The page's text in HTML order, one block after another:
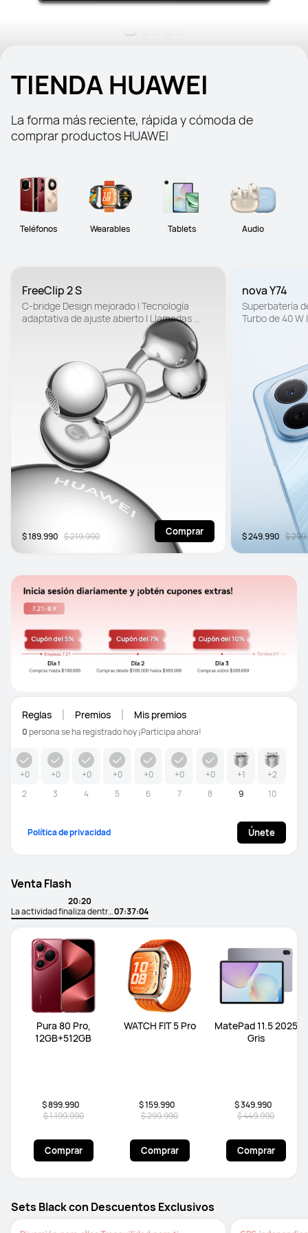
TIENDA HUAWEI
La forma más reciente, rápida y cómoda de
comprar productos HUAWEI
Teléfonos Wearables Tablets Audio
FreeClip 2 S
C-bridge Design mejorado | Tecnología
adaptativa de ajuste abierto | Llamadas
$ 189.990 $ 219.990 Comprar
nova Y74
Superbatería
Turbo de 40
$ 249.990 $
Reglas Premios Mis premios
0persona se ha registrado hoy¡Participa ahora!
+0
2
+0
3
+0
4
+0
5
+0
6
+0
7
+0
8
+1
9
+2
10
Política de privacidad Únete
Venta Flash
20:20
La actividad finaliza dentro de:07:37:03
Pura 80 Pro,
12GB+512GB
$ 899.990
$ 1.199.990
Comprar
WATCH FIT 5 Pro
$ 159.990
$ 299.990
Comprar
MatePad 11.5 2025
Gris
$ 349.990
$ 449.990
Comprar
Sets Black con Descuentos Exclusivos